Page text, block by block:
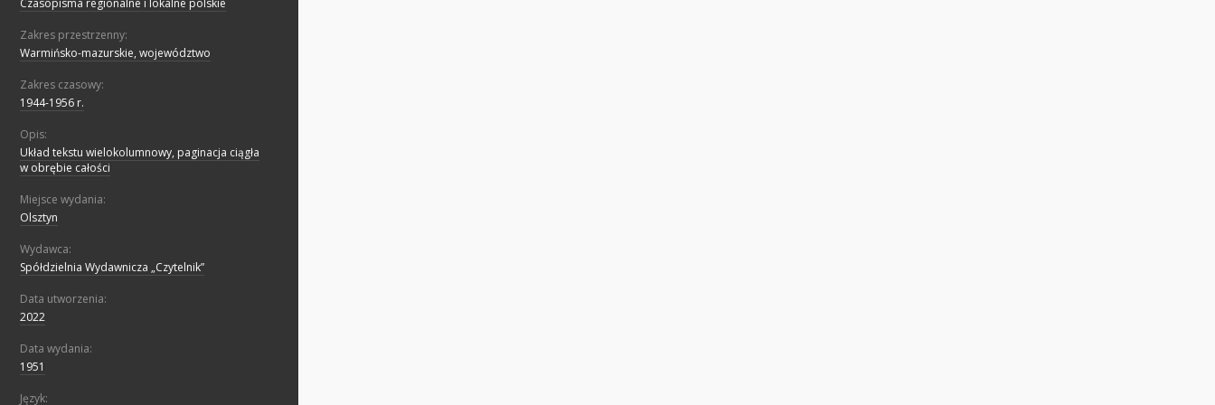
Czasopisma regionalne i lokalne polskie
Zakres przestrzenny:
Warmińsko-mazurskie, województwo
Zakres czasowy:
1944-1956 r.
Opis:
Układ tekstu wielokolumnowy, paginacja ciągła
w obrębie całości
Miejsce wydania:
Olsztyn
Wydawca:
Spółdzielnia Wydawnicza „Czytelnik”
Data utworzenia:
2022
Data wydania:
1951
Język: